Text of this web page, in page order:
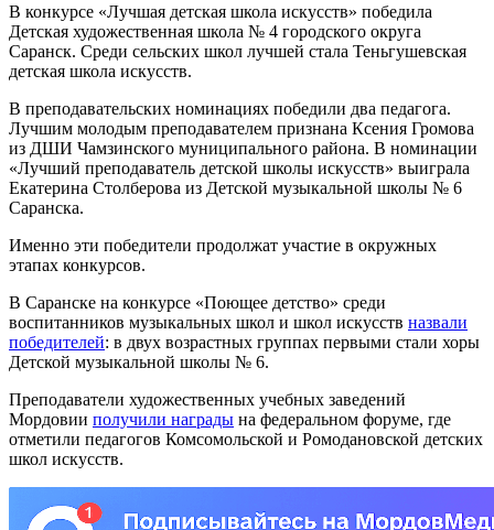
В конкурсе «Лучшая детская школа искусств» победила
Детская художественная школа № 4 городского округа
Саранск. Среди сельских школ лучшей стала Теньгушевская
детская школа искусств.
В преподавательских номинациях победили два педагога.
Лучшим молодым преподавателем признана Ксения Громова
из ДШИ Чамзинского муниципального района. В номинации
«Лучший преподаватель детской школы искусств» выиграла
Екатерина Столберова из Детской музыкальной школы № 6
Саранска.
Именно эти победители продолжат участие в окружных
этапах конкурсов.
В Саранске на конкурсе «Поющее детство» среди
воспитанников музыкальных школ и школ искусств назвали
победителей: в двух возрастных группах первыми стали хоры
Детской музыкальной школы № 6.
Преподаватели художественных учебных заведений
Мордовии получили награды на федеральном форуме, где
отметили педагогов Комсомольской и Ромодановской детских
школ искусств.